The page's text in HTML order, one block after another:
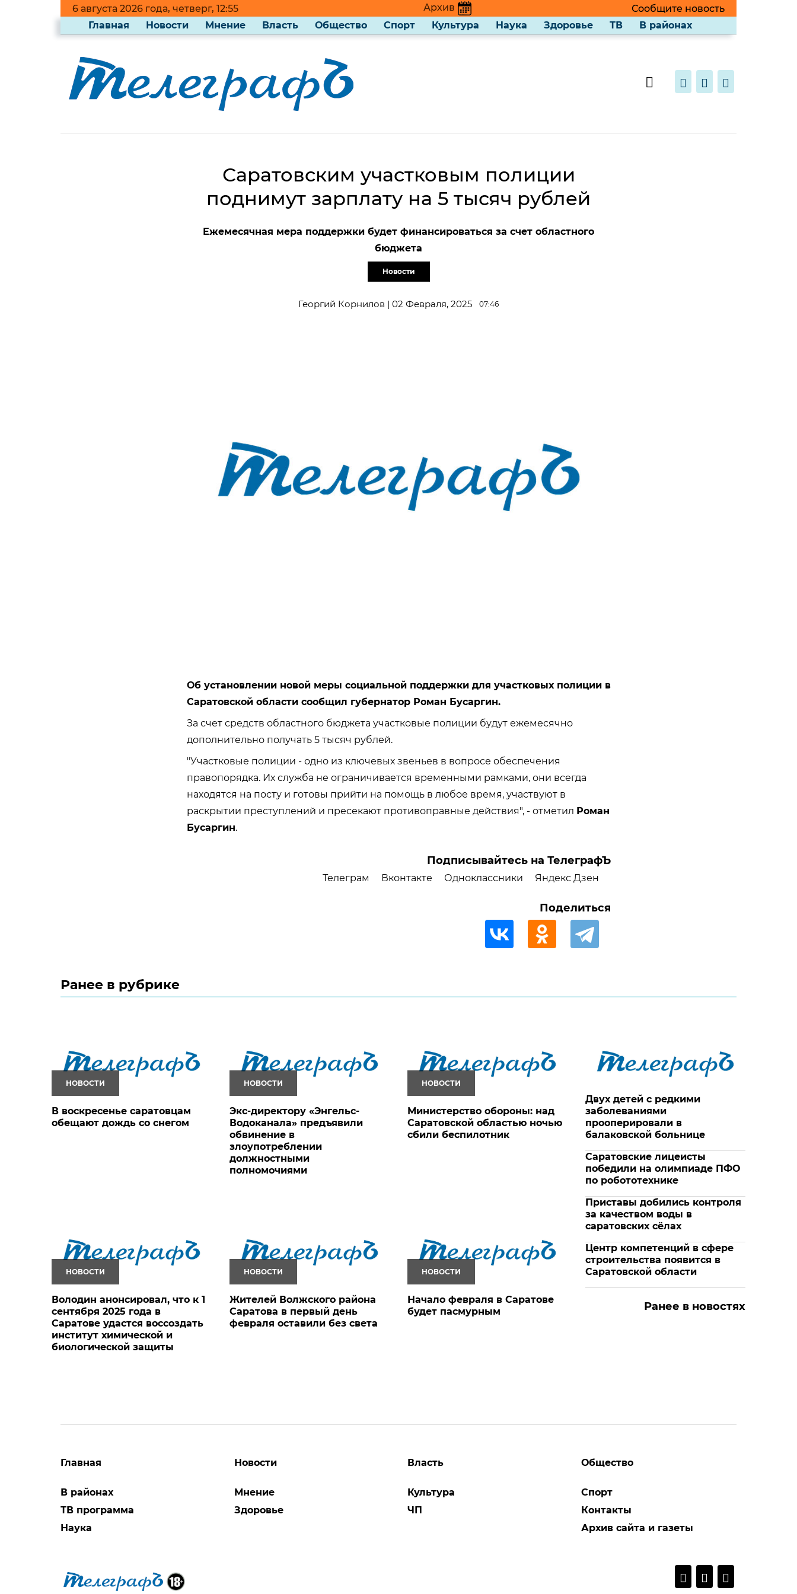
6 августа 2026 года, четверг, 12:55 Архив
Сообщите новость
Главная
Новости Мнение Власть Общество Спорт Культура Наука Здоровье ТВ В районах
Саратовским участковым полиции
поднимут зарплату на 5 тысяч рублей
Ежемесячная мера поддержки будет финансироваться за счет областного
бюджета
Новости
Георгий Корнилов | 02 Февраля, 2025 07:46
Об установлении новой меры социальной поддержки для участковых полиции в
Саратовской области сообщил губернатор Роман Бусаргин.
За счет средств областного бюджета участковые полиции будут ежемесячно
дополнительно получать 5 тысяч рублей.
"Участковые полиции - одно из ключевых звеньев в вопросе обеспечения
правопорядка. Их служба не ограничивается временными рамками, они всегда
находятся на посту и готовы прийти на помощь в любое время, участвуют в
раскрытии преступлений и пресекают противоправные действия", - отметил Роман
Бусаргин.
Подписывайтесь на ТелеграфЪ
Телеграм Вконтакте Одноклассники Яндекс Дзен
Поделиться
Ранее в рубрике
НОВОСТИ
В воскресенье саратовцам
обещают дождь со снегом
НОВОСТИ
Экс-директору «Энгельс-
Водоканала» предъявили
обвинение в
злоупотреблении
должностными
полномочиями
НОВОСТИ
Министерство обороны: над
Саратовской областью ночью
сбили беспилотник
НОВОСТИ
Володин анонсировал, что к 1
сентября 2025 года в
Саратове удастся воссоздать
институт химической и
биологической защиты
НОВОСТИ
Жителей Волжского района
Саратова в первый день
февраля оставили без света
НОВОСТИ
Начало февраля в Саратове
будет пасмурным
Двух детей с редкими
заболеваниями
прооперировали в
балаковской больнице
Саратовские лицеисты
победили на олимпиаде ПФО
по робототехнике
Приставы добились контроля
за качеством воды в
саратовских сёлах
Центр компетенций в сфере
строительства появится в
Саратовской области
Ранее в новостях
Главная
В районах
ТВ программа
Наука
Новости
Мнение
Здоровье
Власть
Культура
ЧП
Общество
Спорт
Контакты
Архив сайта и газеты